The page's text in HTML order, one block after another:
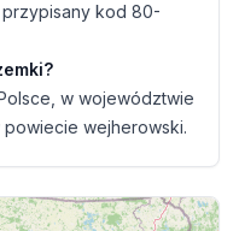
kod 80-
w województwie
wejherowski.